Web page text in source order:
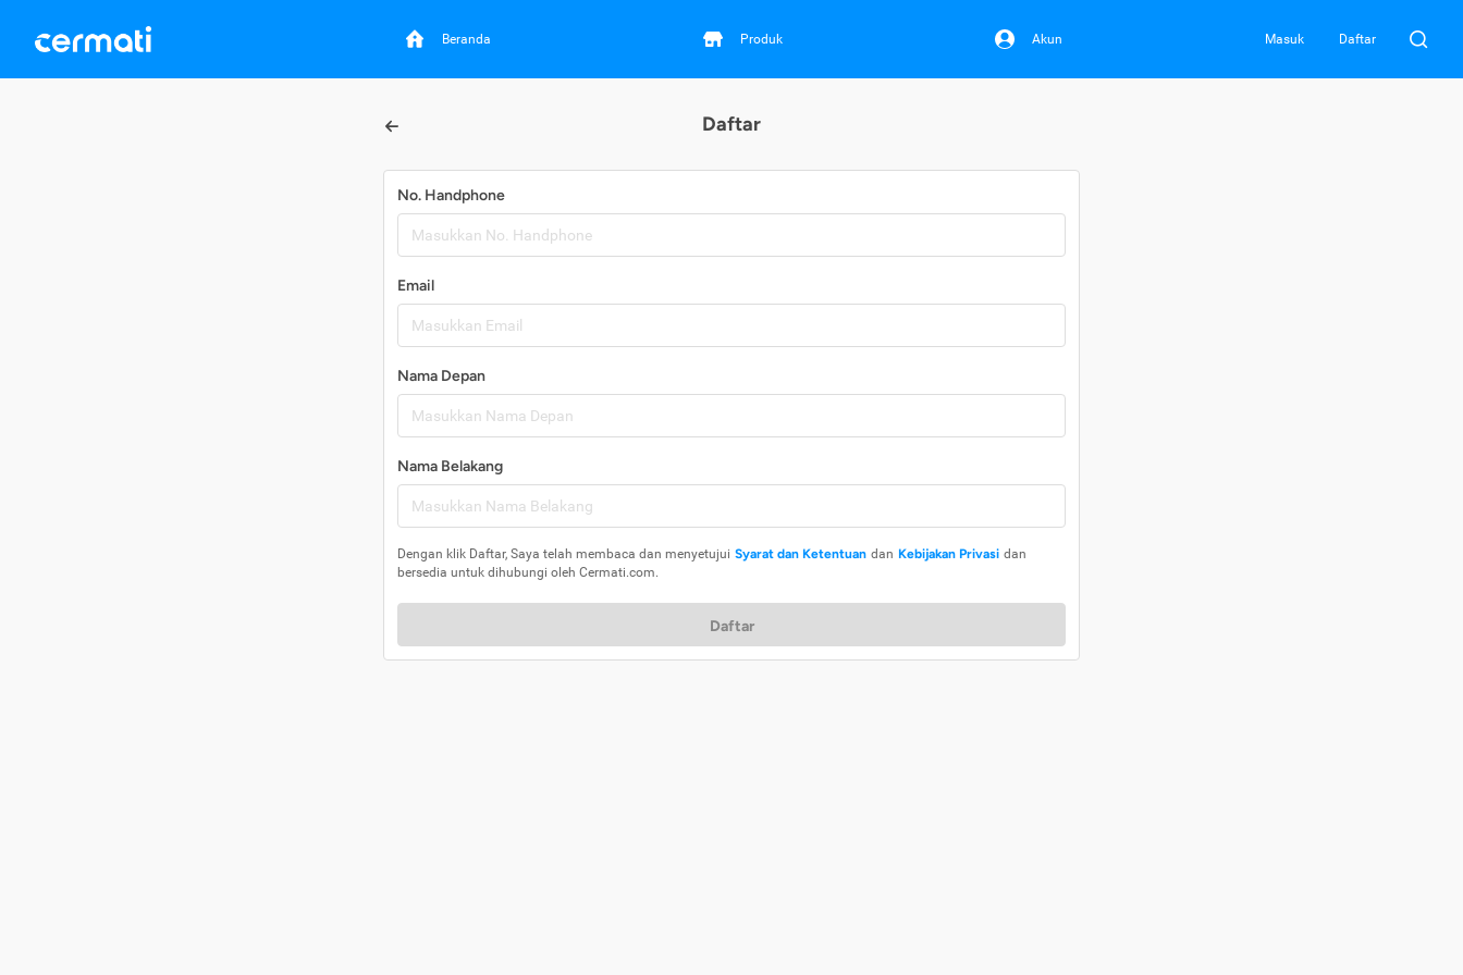
Beranda Produk Akun Masuk Daftar
Daftar
No. Handphone
Email
Nama Depan
Nama Belakang
Dengan klik Daftar, Saya telah membaca dan menyetujui Syarat dan Ketentuan dan Kebijakan Privasi dan
bersedia untuk dihubungi oleh Cermati.com.
Daftar